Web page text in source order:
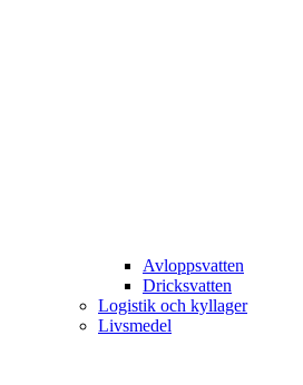
Avloppsvatten
Dricksvatten
Logistik och kyllager
Livsmedel